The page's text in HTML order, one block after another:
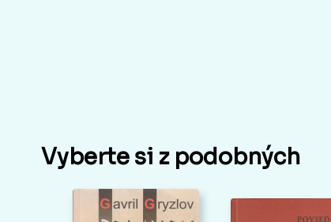
Vyberte si z podobných